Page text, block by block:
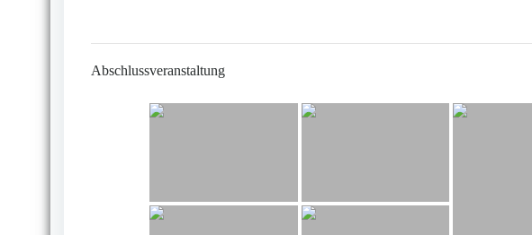
Abschlussveranstaltung